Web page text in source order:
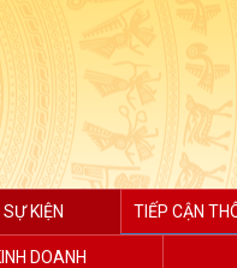
KIỆN TIẾP CẬN
DOANH